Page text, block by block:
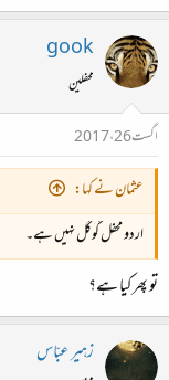
gook
محفلین
اگست 26، 2017
عثمان نے کہا:
اردو محفل گوگل نہیں ہے۔
تو پھر کیا ہے؟
زہیر عبّاس